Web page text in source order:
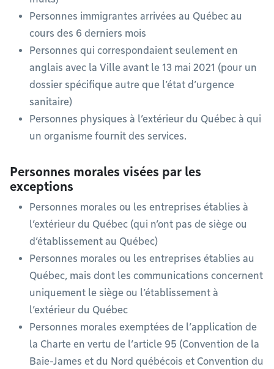
Personnes immigrantes arrivées au Québec au
cours des 6 derniers mois
Personnes qui correspondaient seulement en
anglais avec la Ville avant le 13 mai 2021 (pour un
dossier spécifique autre que l’état d’urgence
sanitaire)
Personnes physiques à l’extérieur du Québec à qui
un organisme fournit des services.
Personnes morales visées par les
exceptions
Personnes morales ou les entreprises établies à
l’extérieur du Québec (qui n’ont pas de siège ou
d’établissement au Québec)
Personnes morales ou les entreprises établies au
Québec, mais dont les communications concernent
uniquement le siège ou l’établissement à
l’extérieur du Québec
Personnes morales exemptées de l’application de
la Charte en vertu de l’article 95 (Convention de la
Baie-James et du Nord québécois et Convention du